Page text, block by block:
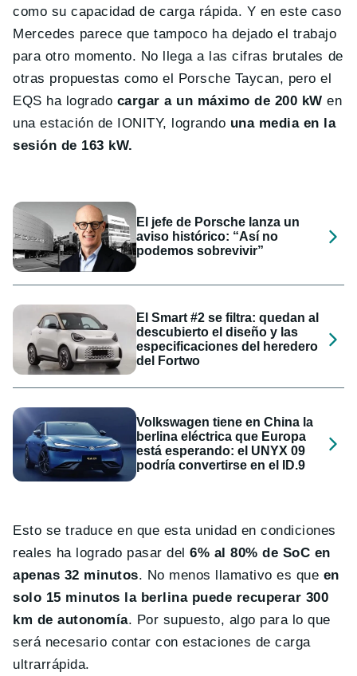
como su capacidad de carga rápida. Y en este caso
Mercedes parece que tampoco ha dejado el trabajo
para otro momento. No llega a las cifras brutales de
otras propuestas como el Porsche Taycan, pero el
EQS ha logrado cargar a un máximo de 200 kW en
una estación de IONITY, logrando una media en la
sesión de 163 kW.
El jefe de Porsche lanza un
aviso histórico: “Así no
podemos sobrevivir”
El Smart #2 se filtra: quedan al
descubierto el diseño y las
especificaciones del heredero
del Fortwo
Volkswagen tiene en China la
berlina eléctrica que Europa
está esperando: el UNYX 09
podría convertirse en el ID.9
Esto se traduce en que esta unidad en condiciones
reales ha logrado pasar del6% al 80% de SoC en
apenas 32 minutos. No menos llamativo es que en
solo 15 minutos la berlina puede recuperar 300
km de autonomía. Por supuesto, algo para lo que
será necesario contar con estaciones de carga
ultrarrápida.